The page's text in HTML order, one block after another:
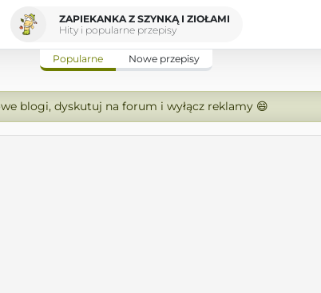
ZAPIEKANKA Z SZYNKĄ I ZIOŁAMI
Hity i popularne przepisy
Popularne Nowe przepisy
blogi, dyskutuj na forum i wyłącz reklamy 😄